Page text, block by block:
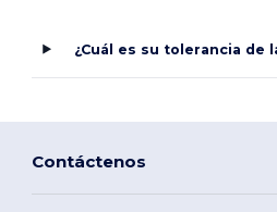
¿Cuál es su tolerancia de
Contáctenos